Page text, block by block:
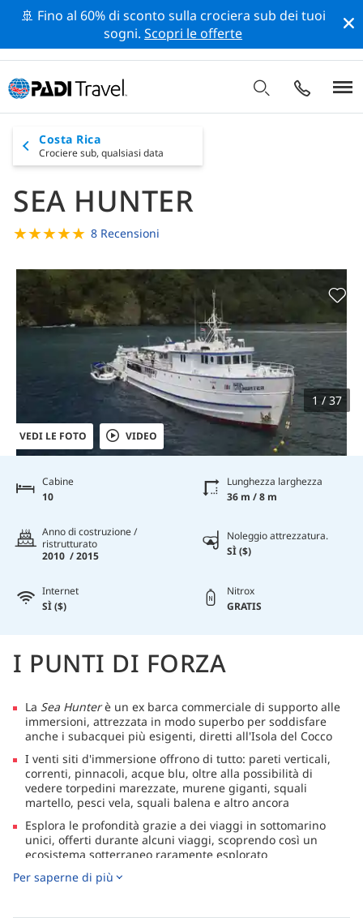
🚢 Fino al 60% di sconto sulla crociera sub dei tuoi
sogni.Scopri le offerte
Costa Rica
Crociere sub, qualsiasi data
SEA HUNTER
★★★★★ 8 Recensioni
VEDI LE FOTO VIDEO
1 / 37
Cabine
10
Lunghezza larghezza
36 m / 8 m
Anno di costruzione /
ristrutturato
2010 / 2015
Noleggio attrezzatura.
SÌ ($)
Internet
SÌ ($)
Nitrox
GRATIS
I PUNTI DI FORZA
La Sea Hunterè un ex barca commerciale di supporto alle
immersioni, attrezzata in modo superbo per soddisfare
anche i subacquei più esigenti, diretti all'Isola del Cocco
I venti siti d'immersione offrono di tutto: pareti verticali,
correnti, pinnacoli, acque blu, oltre alla possibilità di
vedere torpedini marezzate, murene giganti, squali
martello, pesci vela, squali balena e altro ancora
Esplora le profondità grazie a dei viaggi in sottomarino
unici, offerti durante alcuni viaggi, scoprendo così un
ecosistema sotterraneo raramente esplorato
I vari tipi di escursioni a terra ti offrono molte opzioni per
Per saperne di più